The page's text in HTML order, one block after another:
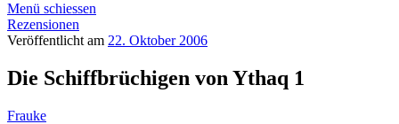
Menü schiessen
Rezensionen
Veröffentlicht am 22. Oktober 2006
Die Schiffbrüchigen von Ythaq 1
Frauke